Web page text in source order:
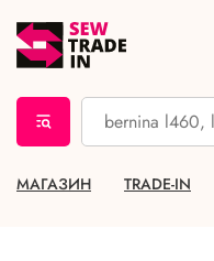
МАГАЗИН TRADE-IN